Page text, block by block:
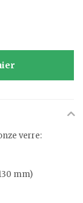
verre:
mm)